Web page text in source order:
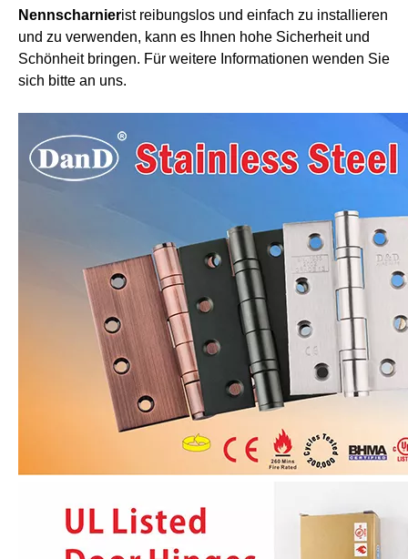
Nennscharnierist reibungslos und einfach zu installieren
und zu verwenden, kann es Ihnen hohe Sicherheit und
Schönheit bringen. Für weitere Informationen wenden Sie
sich bitte an uns.